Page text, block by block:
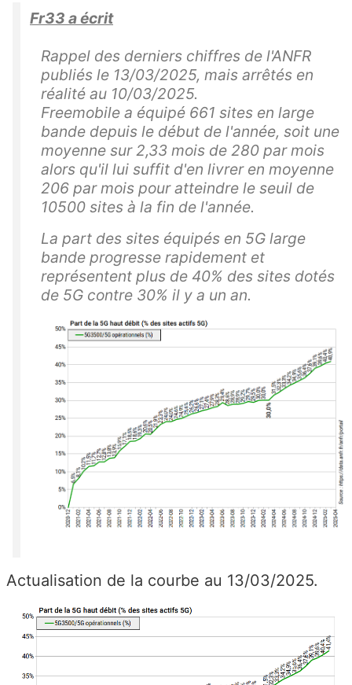
Fr33 a écrit
Rappel des derniers chiffres de l'ANFR
publiés le 13/03/2025, mais arrêtés en
réalité au 10/03/2025.
Freemobile a équipé 661 sites en large
bande depuis le début de l'année, soit une
moyenne sur 2,33 mois de 280 par mois
alors qu'il lui suffit d'en livrer en moyenne
206 par mois pour atteindre le seuil de
10500 sites à la fin de l'année.
La part des sites équipés en 5G large
bande progresse rapidement et
représentent plus de 40% des sites dotés
de 5G contre 30% il y a un an.
Actualisation de la courbe au 13/03/2025.